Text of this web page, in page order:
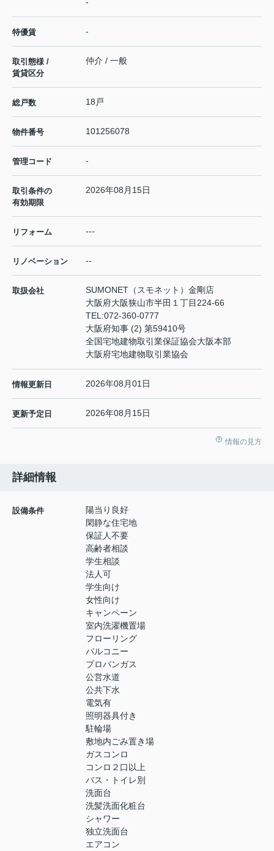
特優賃 -
取引態様 /
賃貸区分
仲介 / 一般
総戸数 18戸
物件番号 101256078
管理コード -
取引条件の
有効期限
2026年08月15日
リフォーム ---
リノベーション --
取扱会社
SUMONET（スモネット）金剛店
大阪府大阪狭山市半田１丁目224-66
TEL:072-360-0777
大阪府知事 (2) 第59410号
全国宅地建物取引業保証協会大阪本部
大阪府宅地建物取引業協会
情報更新日 2026年08月01日
更新予定日 2026年08月15日
情報の見方
詳細情報
設備条件
陽当り良好
閑静な住宅地
保証人不要
高齢者相談
学生相談
法人可
学生向け
女性向け
キャンペーン
室内洗濯機置場
フローリング
バルコニー
プロパンガス
公営水道
公共下水
電気有
照明器具付き
駐輪場
敷地内ごみ置き場
ガスコンロ
コンロ２口以上
バス・トイレ別
洗面台
洗髪洗面化粧台
シャワー
独立洗面台
エアコン